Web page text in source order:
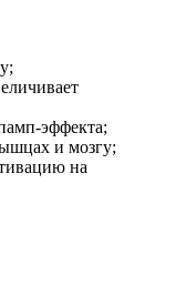
эффекта;
и мозгу;
на